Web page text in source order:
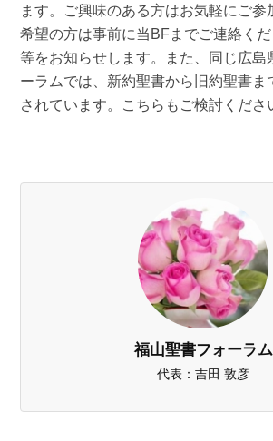
ます。ご興味のある方はお気軽にご参
希望の方は事前に当BFまでご連絡く
等をお知らせします。また、同じ広島
ーラムでは、新約聖書から旧約聖書ま
されています。こちらもご検討くださ
福山聖書フォーラム
代表：吉田 敦彦